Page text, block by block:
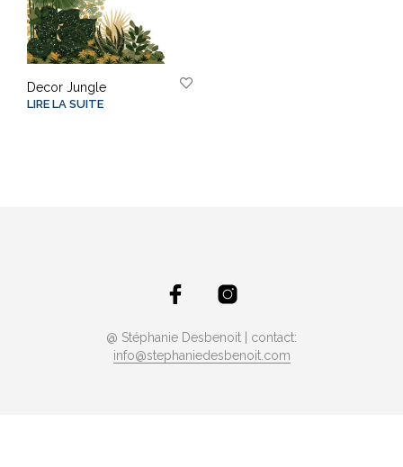
Decor Jungle
LIRE LA SUITE
@ Stéphanie Desbenoit | contact:
info@stephaniedesbenoit.com